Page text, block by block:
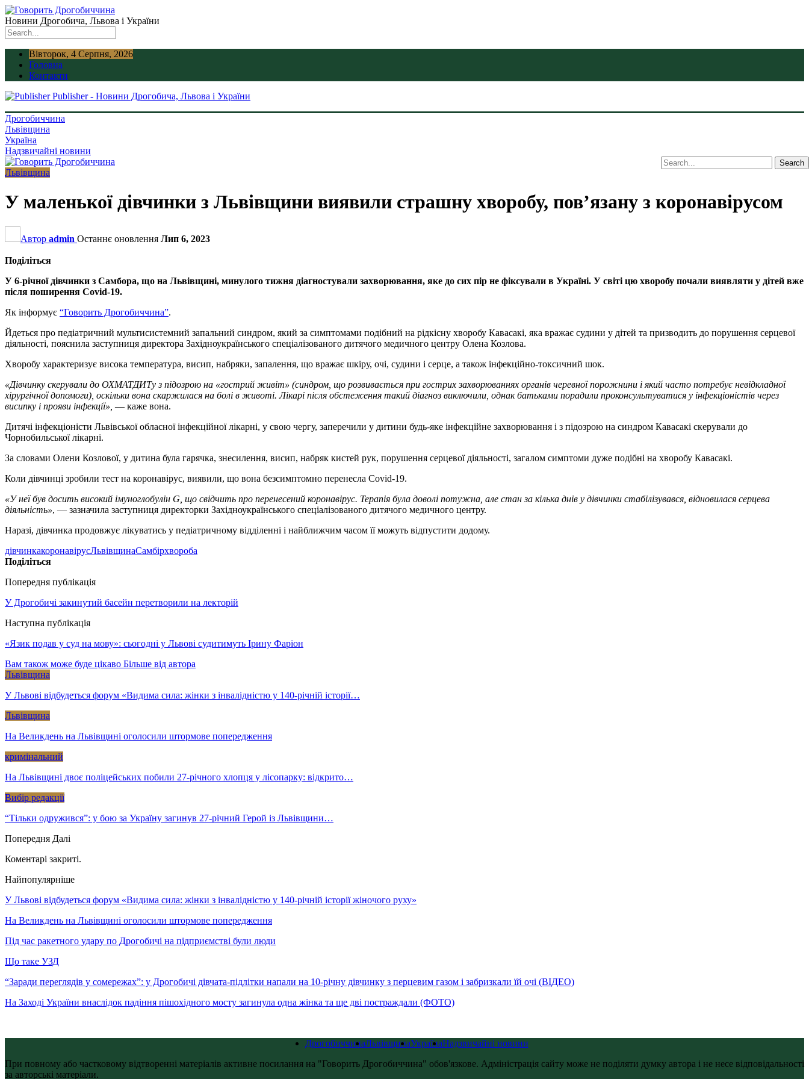
Новини Дрогобича, Львова і України
Вівторок, 4 Серпня, 2026
Головна
Контакти
Publisher - Новини Дрогобича, Львова і України
Дрогобиччина
Львівщина
Україна
Надзвичайні новини
Львівщина
У маленької дівчинки з Львівщини виявили страшну хворобу, пов’язану з коронавірусом
Автор admin Останнє оновлення Лип 6, 2023
Поділіться
У 6-річної дівчинки з Самбора, що на Львівщині, минулого тижня діагностували захворювання, яке до сих пір не фіксували в Україні. У світі цю хворобу почали виявляти у дітей вже
після поширення Covid-19.
Як інформує “Говорить Дрогобиччина”.
Йдеться про педіатричний мультисистемний запальний синдром, який за симптомами подібний на рідкісну хворобу Кавасакі, яка вражає судини у дітей та призводить до порушення серцевої
діяльності, пояснила заступниця директора Західноукраїнського спеціалізованого дитячого медичного центру Олена Козлова.
Хворобу характеризує висока температура, висип, набряки, запалення, що вражає шкіру, очі, судини і серце, а також інфекційно-токсичний шок.
«Дівчинку скерували до ОХМАТДИТу з підозрою на «гострий живіт» (синдром, що розвивається при гострих захворюваннях органів черевної порожнини і який часто потребує невідкладної
хірургічної допомоги), оскільки вона скаржилася на болі в животі. Лікарі після обстеження такий діагноз виключили, однак батьками порадили проконсультуватися у інфекціоністів через
висипку і прояви інфекції», — каже вона.
Дитячі інфекціоністи Львівської обласної інфекційної лікарні, у свою чергу, заперечили у дитини будь-яке інфекційне захворювання і з підозрою на синдром Кавасакі скерували до
Чорнобильської лікарні.
За словами Олени Козлової, у дитина була гарячка, знесилення, висип, набряк кистей рук, порушення серцевої діяльності, загалом симптоми дуже подібні на хворобу Кавасакі.
Коли дівчинці зробили тест на коронавірус, виявили, що вона безсимптомно перенесла Covid-19.
«У неї був досить високий імуноглобулін G, що свідчить про перенесений коронавірус. Терапія була доволі потужна, але стан за кілька днів у дівчинки стабілізувався, відновилася серцева
діяльність», — зазначила заступниця директорки Західноукраїнського спеціалізованого дитячого медичного центру.
Наразі, дівчинка продовжує лікуватись у педіатричному відділенні і найближчим часом її можуть відпустити додому.
дівчинкакоронавірусЛьвівщинаСамбірхвороба
Поділіться
Попередня публікація
У Дрогобичі закинутий басейн перетворили на лекторій
Наступна публікація
«Язик подав у суд на мову»: сьогодні у Львові судитимуть Ірину Фаріон
Вам також може буде цікаво Більше від автора
Львівщина
У Львові відбудеться форум «Видима сила: жінки з інвалідністю у 140-річній історії…
Львівщина
На Великдень на Львівщині оголосили штормове попередження
кримінальний
На Львівщині двоє поліцейських побили 27-річного хлопця у лісопарку: відкрито…
Вибір редакції
“Тільки одружився”: у бою за Україну загинув 27-річний Герой із Львівщини…
Попередня Далі
Коментарі закриті.
Найпопулярніше
У Львові відбудеться форум «Видима сила: жінки з інвалідністю у 140-річній історії жіночого руху»
На Великдень на Львівщині оголосили штормове попередження
Під час ракетного удару по Дрогобичі на підприємстві були люди
Що таке УЗД
“Заради переглядів у сомережах”: у Дрогобичі дівчата-підлітки напали на 10-річну дівчинку з перцевим газом і забризкали їй очі (ВІДЕО)
На Заході України внаслідок падіння пішохідного мосту загинула одна жінка та ще дві постраждали (ФОТО)
ДрогобиччинаЛьвівщинаУкраїнаНадзвичайні новини
При повному або частковому відтворенні матеріалів активне посилання на "Говорить Дрогобиччина" обов'язкове. Адміністрація сайту може не поділяти думку автора і не несе відповідальності
за авторські матеріали.